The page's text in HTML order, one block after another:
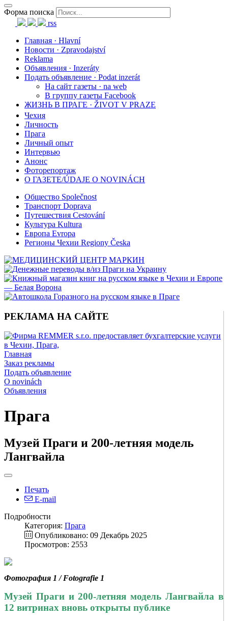
Форма поиска
rss
Главная · Hlavní
Новости · Zpravodajství
Reklama
Объявления · Inzeráty
Подать объявление · Podat inzerát
На сайт газеты · na web
В группу газеты Facebook
ЖИЗНЬ В ПРАГЕ · ŽIVOT V PRAZE
Чехия
Личность
Прага
Личный опыт
Интервью
Анонс
Фоторепортаж
О ГАЗЕТЕ/ÚDAJE O NOVINÁCH
Общество Společnost
Транспорт Doprava
Путешествия Cestování
Культура Kultura
Европа Evropa
Регионы Чехии Regiony Česka
РЕКЛАМА НА САЙТЕ
Главная
Заказ рекламы
Подать объявление
O novinách
Объявления
Прага
Музей Праги и 200-летняя модель
Лангвайла
Печать
E-mail
Подробности
Категория: Прага
Опубликовано: 09 Декабрь 2025
Просмотров: 2553
Фотография 1 / Fotografie 1
Музей Праги и 200-летняя модель Лангвайла в
12 витринах вновь открыты публике